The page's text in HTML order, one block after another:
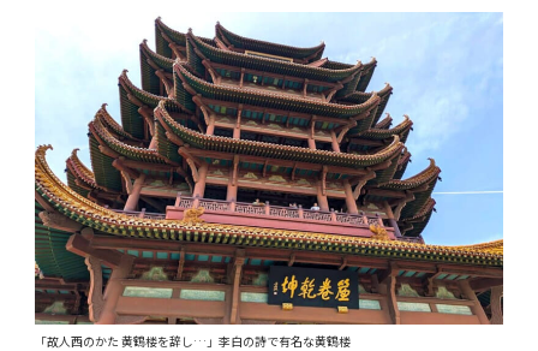
「故人西のかた 黄鶴楼を辞し…」李白の詩で有名な黄鶴楼